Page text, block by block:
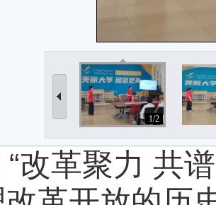
1/2
“改革聚力 共